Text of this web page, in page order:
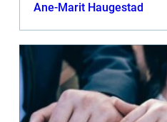
Ane-Marit Haugestad